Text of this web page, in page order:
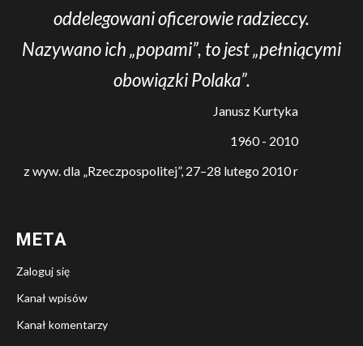
oddelegowani oficerowie radzieccy.
Nazywano ich „popami”, to jest „pełniącymi
obowiązki Polaka”.
Janusz Kurtyka
1960 - 2010
z wyw. dla „Rzeczpospolitej”, 27–28 lutego 2010 r
META
Zaloguj się
Kanał wpisów
Kanał komentarzy